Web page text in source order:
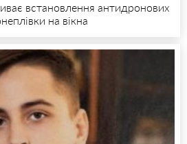
встановлення антидронових
на вікна